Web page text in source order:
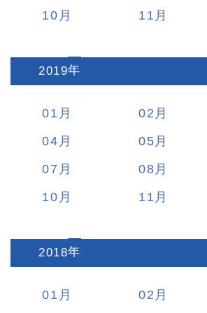
10
11
2019:
01 02
04
05
07
08
10
11
2018:
01 02